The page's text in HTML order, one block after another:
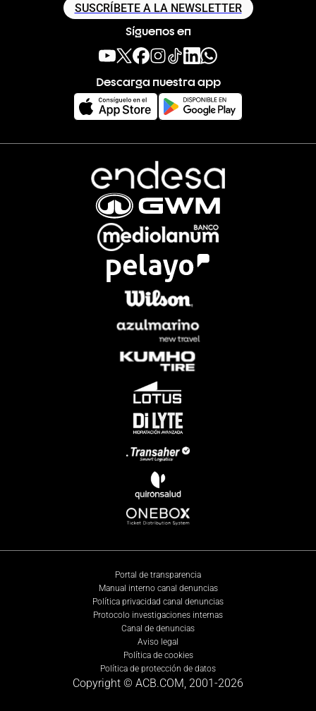
SUSCRÍBETE A LA NEWSLETTER
Síguenos en
Descarga nuestra app
Portal de transparencia
Manual interno canal denuncias
Política privacidad canal denuncias
Protocolo investigaciones internas
Canal de denuncias
Aviso legal
Política de cookies
Política de protección de datos
Copyright © ACB.COM, 2001-2026